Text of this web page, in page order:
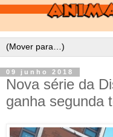
09 junho 2018
Nova série da
ganha segunda